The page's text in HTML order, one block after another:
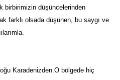
birbirimizin düşüncelerinden
farklı olsada düşünen, bu saygı ve
Karadenizden.O bölgede hiç